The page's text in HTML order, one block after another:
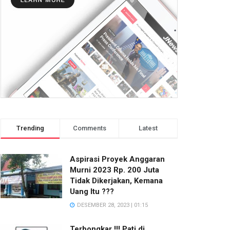
Trending Comments Latest
Aspirasi Proyek Anggaran
Murni 2023 Rp. 200 Juta
Tidak Dikerjakan, Kemana
Uang Itu ???
DESEMBER 28, 2023 | 01:15